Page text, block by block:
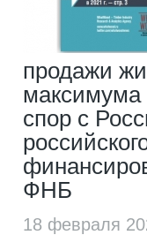
продажи
максимума
спор с
ФНБ
18 февраля